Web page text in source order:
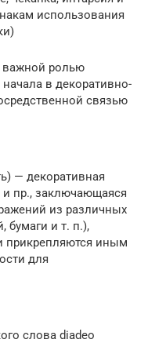
использования
важной ролью
начала в декоративно-
связью
— декоративная
и пр., заключающаяся
из различных
бумаги и т. п.),
прикрепляются иным
для
слова diadeo